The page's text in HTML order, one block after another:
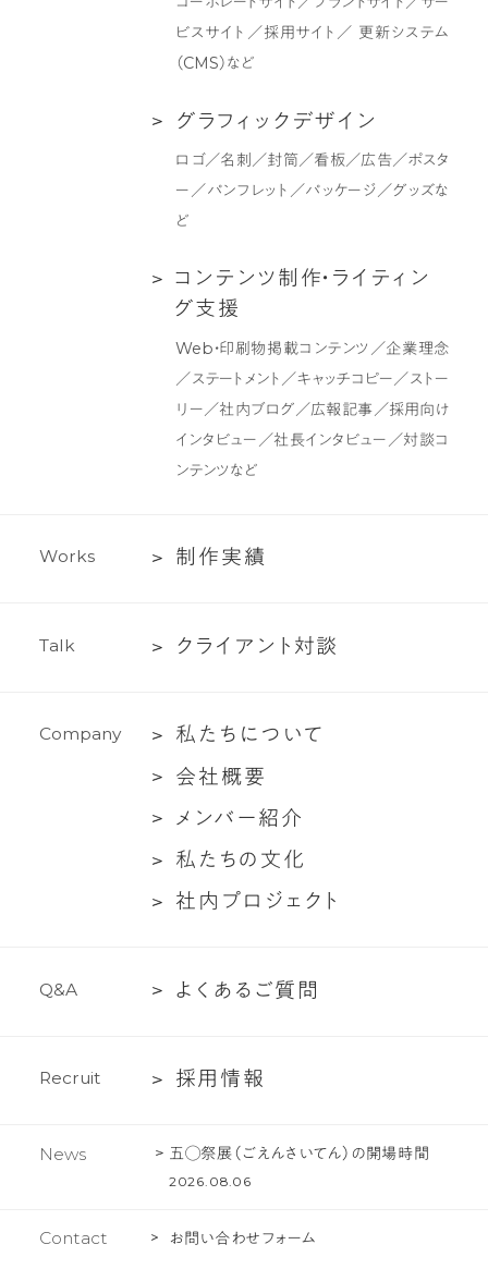
支
作
ビスサイト／採用サイト／ 更新システム
（CMS）など
グ
ク
グラフ ィ ッ ク デザイ ン
ロゴ／名刺／封筒／看板／広告／ポスタ
ー／パンフレット／パッケージ／グッズな
ど
コ
作・
テ
グ
コ ン テ ン ツ制 作・ ラ イ ティ ン
グ支援
Web・印刷物掲載コンテンツ／企業理念
／ステートメント／キャッチコピー／ストー
リー／社内ブログ／広報記事／採用向け
インタビュー／社長インタビュー／対談コ
ンテンツなど
Works
制
績
制 作実績
Talk
ク
ア
ン
対
談
ク ラ イ ア ン ト 対談
Company
私
に
つ
私 た ち に つ いて
会
要
会社 概要
メ
ー
メ ンバ ー紹介
私
文
私 た ちの 文化
社
ロ
ク
社 内 プロ ジ ェ ク ト
Q&A
よ
る
問
よ く あ る ご質 問
Recruit
採 採用 情報
News 五◯祭展（ごえんさいてん）の開場時間
2026.08.06
Contact お問い合わせフォーム